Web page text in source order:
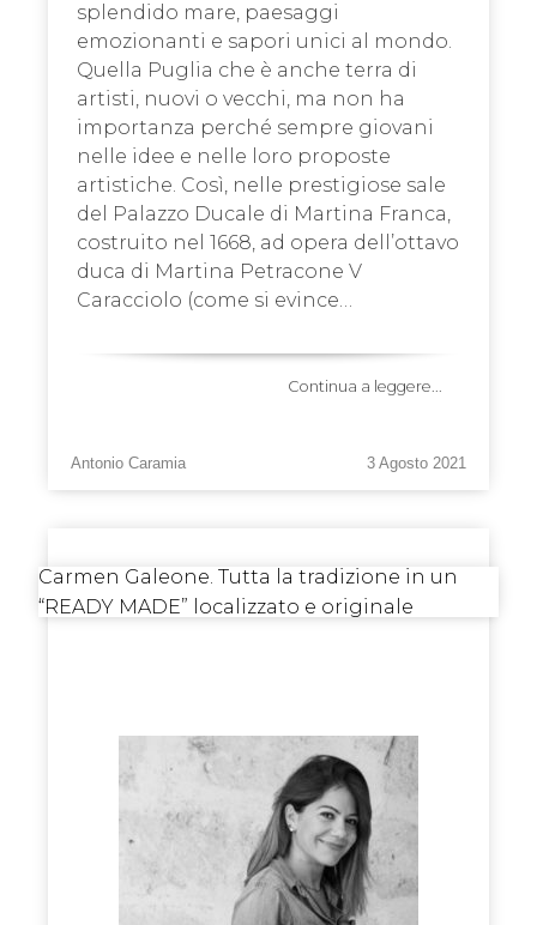
splendido mare, paesaggi
emozionanti e sapori unici al mondo.
Quella Puglia che è anche terra di
artisti, nuovi o vecchi, ma non ha
importanza perché sempre giovani
nelle idee e nelle loro proposte
artistiche. Così, nelle prestigiose sale
del Palazzo Ducale di Martina Franca,
costruito nel 1668, ad opera dell’ottavo
duca di Martina Petracone V
Caracciolo (come si evince…
Continua a leggere...
Antonio Caramia 3 Agosto 2021
Carmen Galeone. Tutta la tradizione in un
“READY MADE” localizzato e originale